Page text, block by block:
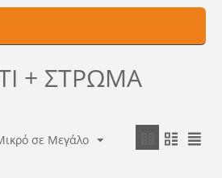
+ ΣΤΡΩΜΑ
σε Μεγάλο